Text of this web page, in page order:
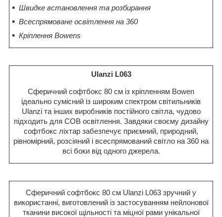
Швидке встановлення та розбирання
Всеспрямоване освітлення на 360
Кріплення Bowens
Ulanzi L063
Сферичний софтбокс 80 см із кріпленням Bowen
ідеально сумісний із широким спектром світильників
Ulanzi та інших виробників постійного світла, чудово
підходить для COB освітлення. Завдяки своєму дизайну
софтбокс ліхтар забезпечує приємний, природний,
рівномірний, розсіяний і всеспрямований світло на 360 на
всі боки від одного джерела.
Сферичний софтбокс 80 см Ulanzi L063 зручний у
використанні, виготовлений із застосуванням нейлонової
тканини високої щільності та міцної рами унікальної